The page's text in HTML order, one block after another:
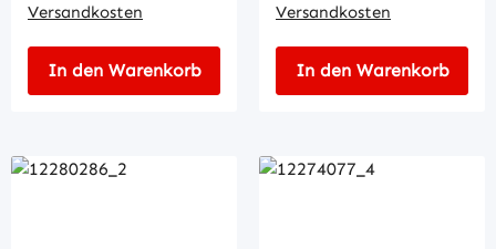
Versandkosten
In den Warenkorb
Versandkosten
In den Warenkorb